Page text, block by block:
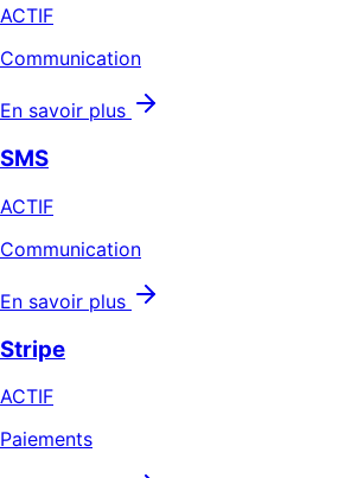
ACTIF
Communication
En savoir plus
SMS
ACTIF
Communication
En savoir plus
Stripe
ACTIF
Paiements